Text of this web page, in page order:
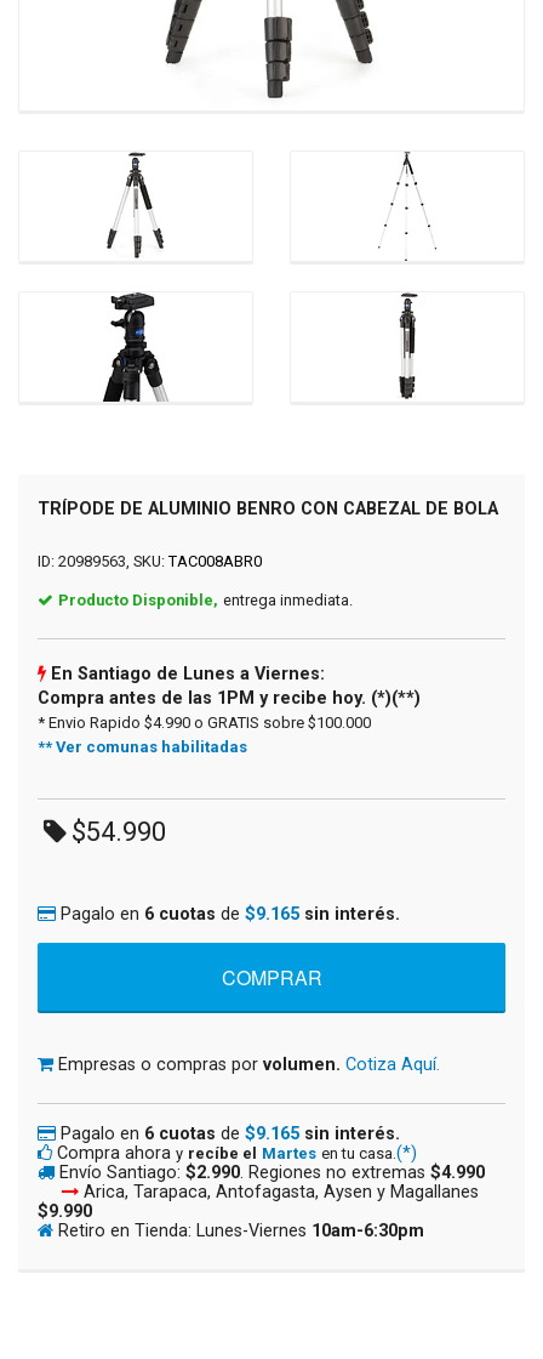
TRÍPODE DE ALUMINIO BENRO CON CABEZAL DE BOLA
ID: 20989563, SKU: TAC008ABR0
Producto Disponible, entrega inmediata.
En Santiago de Lunes a Viernes:
Compra antes de las 1PM y recibe hoy. (*)(**)
* Envio Rapido $4.990 o GRATIS sobre $100.000
** Ver comunas habilitadas
$54.990
Pagalo en 6 cuotas de $9.165 sin interés.
Empresas o compras por volumen. Cotiza Aquí.
Pagalo en 6 cuotas de $9.165 sin interés.
Compra ahora y recíbe el Martes en tu casa. (*)
Envío Santiago: $2.990. Regiones no extremas $4.990
Arica, Tarapaca, Antofagasta, Aysen y Magallanes
$9.990
Retiro en Tienda: Lunes-Viernes 10am-6:30pm